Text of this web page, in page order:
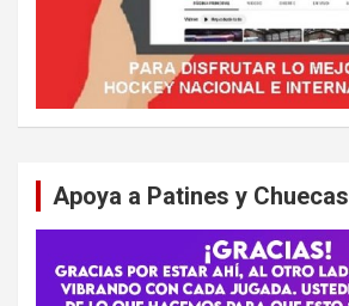
Apoya a Patines y Chuecas